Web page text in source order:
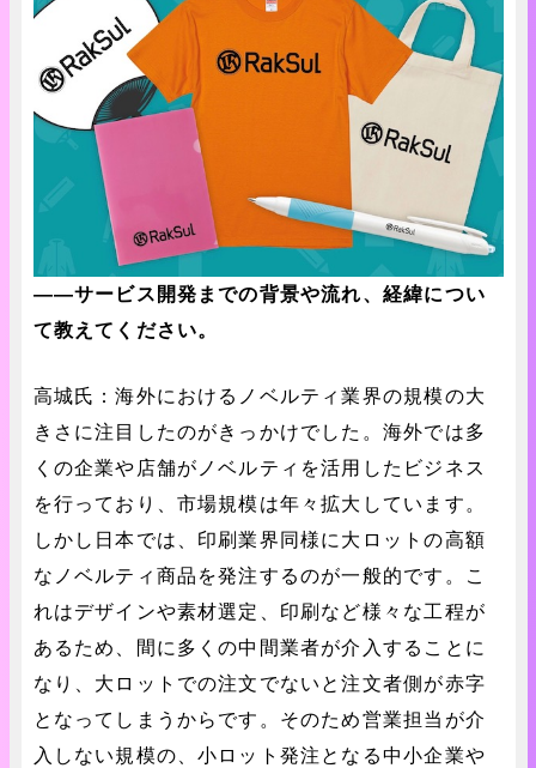
――サービス開発までの背景や流れ、経緯につい
て教えてください。
高城氏：海外におけるノベルティ業界の規模の大
きさに注目したのがきっかけでした。海外では多
くの企業や店舗がノベルティを活用したビジネス
を行っており、市場規模は年々拡大しています。
しかし日本では、印刷業界同様に大ロットの高額
なノベルティ商品を発注するのが一般的です。こ
れはデザインや素材選定、印刷など様々な工程が
あるため、間に多くの中間業者が介入することに
なり、大ロットでの注文でないと注文者側が赤字
となってしまうからです。そのため営業担当が介
入しない規模の、小ロット発注となる中小企業や